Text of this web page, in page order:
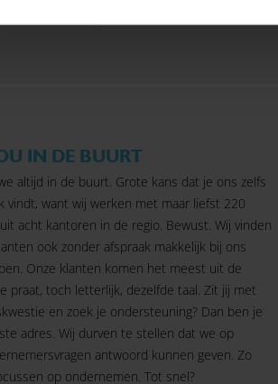
IN DE BUURT
altijd in de buurt. Grote kans dat je ons zelfs
vindt, want wij werken met maar liefst 220
acht kantoren in de regio. Bewust. Wij vinden
ook zonder afspraak makkelijk bij ons
Onze klanten komen het meest uit de
praat, toch letterlijk, dezelfde taal. Zit jij met
en zoek je ondersteuning? Dan ben je
adres. Wij durven te stellen dat we op
antwoord kunnen geven. Zo
op ondernemen. Tot snel?